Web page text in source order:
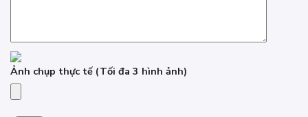
Ảnh chụp thực tế (Tối đa 3 hình ảnh)